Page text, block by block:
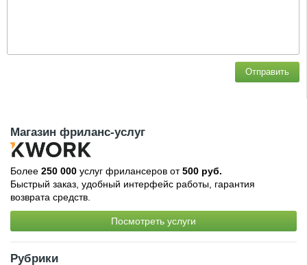
Отправить
Магазин фриланс-услуг
Более 250 000 услуг фрилансеров от500 руб.
Быстрый заказ, удобный интерфейс работы, гарантия
возврата средств.
Посмотреть услуги
Рубрики